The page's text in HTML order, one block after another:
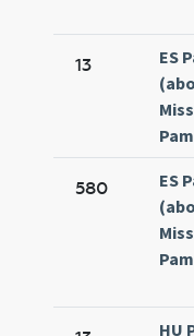
13
ES
580
ES
HU